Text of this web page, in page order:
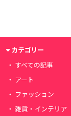
カテゴリー
すべての記事
アート
ファッション
雑貨・インテリア